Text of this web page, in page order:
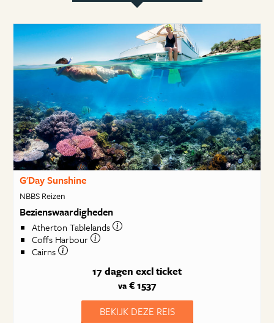
G'Day Sunshine
NBBS Reizen
Bezienswaardigheden
Atherton Tablelands
Coffs Harbour
Cairns
17 dagen excl ticket
va€ 1537
BEKIJK DEZE REIS